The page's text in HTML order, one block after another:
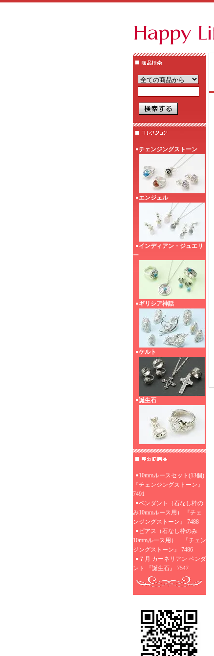
チェンジングストーン
エンジェル
インディアン・ジュエリ
ー
ギリシア神話
ケルト
誕生石
10mmルースセット(13個)
『チェンジングストーン』
7491
ペンダント（石なし枠の
み10mmルース用） 『チェ
ンジングストーン』 7488
ピアス（石なし枠のみ
10mmルース用） 『チェン
ジングストーン』 7486
７月 カーネリアン ペンダ
ント 『誕生石』 7547